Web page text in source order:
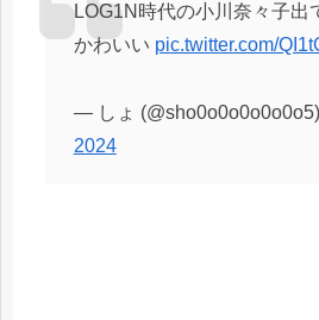
LOG1N時代の小川奈々子出
かわいい pic.twitter.com/
— しょ (@sho0o0o0o0o0o5)
2024